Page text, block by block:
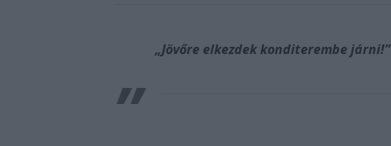
„Jövőre elkezdek konditerembe járni!”